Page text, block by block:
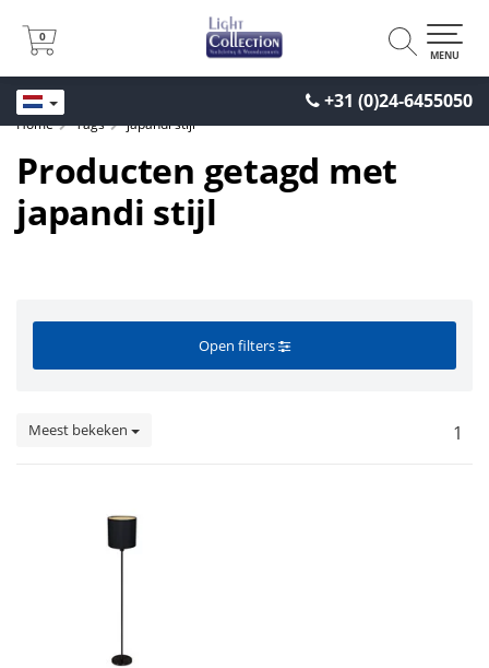
+31 (0)24-6455050
0
0
MENU
Home Tags japandi stijl
Producten getagd met
japandi stijl
Open filters
Meest bekeken 1